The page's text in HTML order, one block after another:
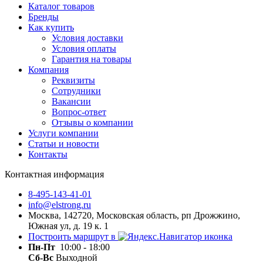
Каталог товаров
Бренды
Как купить
Условия доставки
Условия оплаты
Гарантия на товары
Компания
Реквизиты
Сотрудники
Вакансии
Вопрос-ответ
Отзывы о компании
Услуги компании
Статьи и новости
Контакты
Контактная информация
8-495-143-41-01
info@elstrong.ru
Москва, 142720, Московская область, рп Дрожжино,
Южная ул, д. 19 к. 1
Построить маршрут в
Пн-Пт 10:00 - 18:00
Сб-Вс Выходной